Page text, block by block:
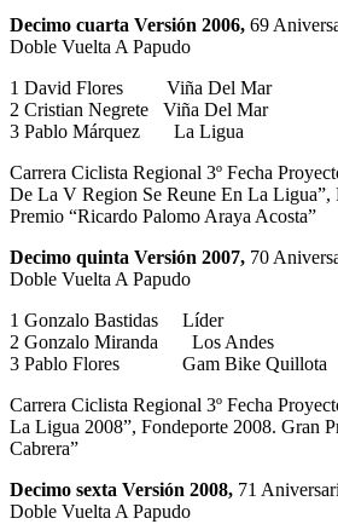
Decimo cuarta Versión 2006, 69
Doble Vuelta A Papudo
1 David Flores Viña Del Mar
2 Cristian Negrete Viña Del Mar
3 Pablo Márquez La Ligua
Carrera Ciclista Regional 3º Fecha
De La V Region Se Reune En La Ligua”,
Premio “Ricardo Palomo Araya Acosta”
Decimo quinta Versión 2007, 70
Doble Vuelta A Papudo
1 Gonzalo Bastidas Líder
2 Gonzalo Miranda Los Andes
3 Pablo Flores Gam Bike Quillota
Carrera Ciclista Regional 3º Fecha
La Ligua 2008”, Fondeporte 2008. Gran
Cabrera”
Decimo sexta Versión 2008, 71
Doble Vuelta A Papudo